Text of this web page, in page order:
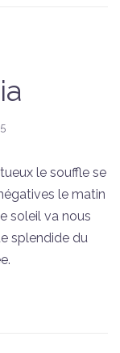
le souffle se
le matin
soleil va nous
splendide du